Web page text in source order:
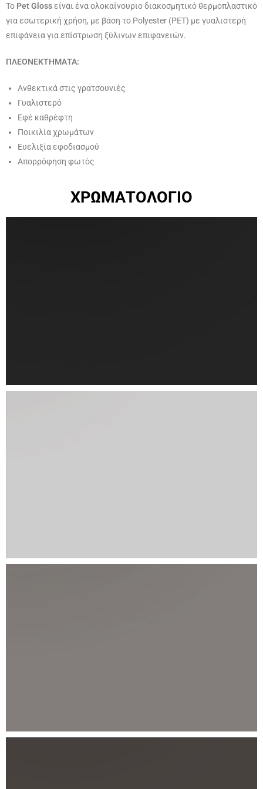
Το Pet Glossείναι ένα ολοκαίνουριο διακοσμητικό θερμοπλαστικό
για εσωτερική χρήση, με βάση το Polyester (PET) με γυαλιστερή
επιφάνεια για επίστρωση ξύλινων επιφανειών.
ΠΛΕΟΝΕΚΤΗΜΑΤΑ:
Ανθεκτικά στις γρατσουνιές
Γυαλιστερό
Εφέ καθρέφτη
Ποικιλία χρωμάτων
Ευελιξία εφοδιασμού
Aπορρόφηση φωτός
ΧΡΩΜΑΤΟΛΟΓΙΟ